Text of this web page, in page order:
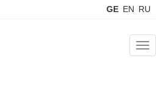
GE EN RU